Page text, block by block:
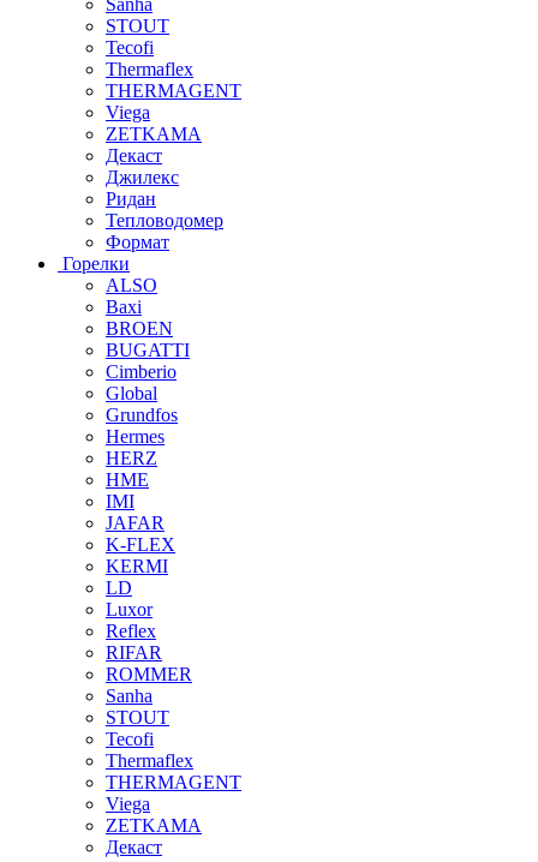
STOUT
Tecofi
Thermaflex
THERMAGENT
Viega
ZETKAMA
Декаст
Джилекс
Ридан
Тепловодомер
Формат
Горелки
ALSO
Baxi
BROEN
BUGATTI
Cimberio
Global
Grundfos
Hermes
HERZ
HME
IMI
JAFAR
K-FLEX
KERMI
LD
Luxor
Reflex
RIFAR
ROMMER
Sanha
STOUT
Tecofi
Thermaflex
THERMAGENT
Viega
ZETKAMA
Декаст